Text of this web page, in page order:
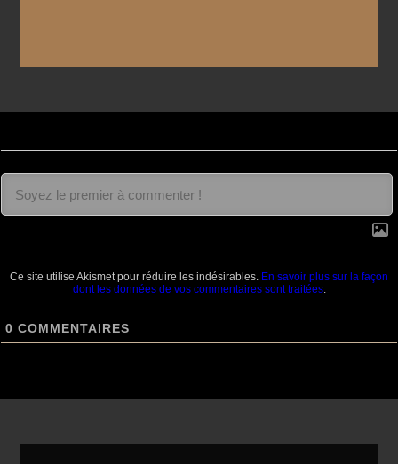
Ce site utilise Akismet pour réduire les indésirables. En savoir plus sur la façon
dont les données de vos commentaires sont traitées.
0 COMMENTAIRES